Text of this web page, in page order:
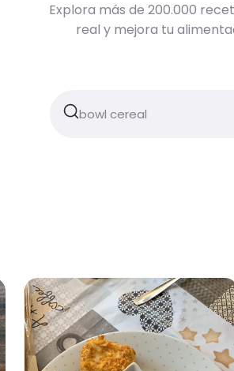
Explora más de 200.000
real y mejora tu